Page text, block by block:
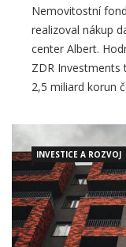
center Albert.
ZDR Investments
2,5 miliard korun
konce roku
moderních